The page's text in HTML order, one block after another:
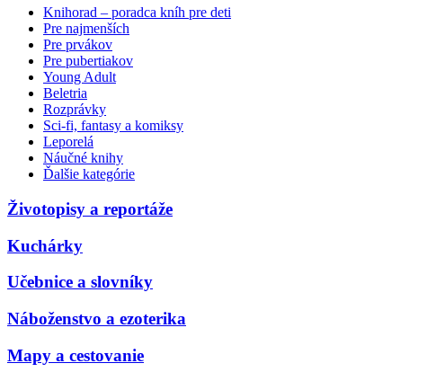
Knihorad – poradca kníh pre deti
Pre najmenších
Pre prvákov
Pre pubertiakov
Young Adult
Beletria
Rozprávky
Sci-fi, fantasy a komiksy
Leporelá
Náučné knihy
Ďalšie kategórie
Životopisy a reportáže
Kuchárky
Učebnice a slovníky
Náboženstvo a ezoterika
Mapy a cestovanie